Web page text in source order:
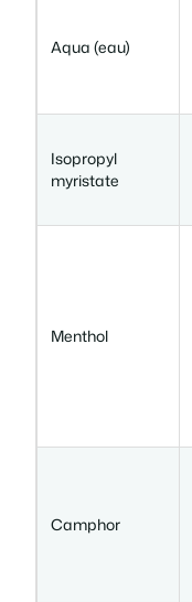
Aqua (eau)
Isopropyl
myristate
Menthol
Camphor